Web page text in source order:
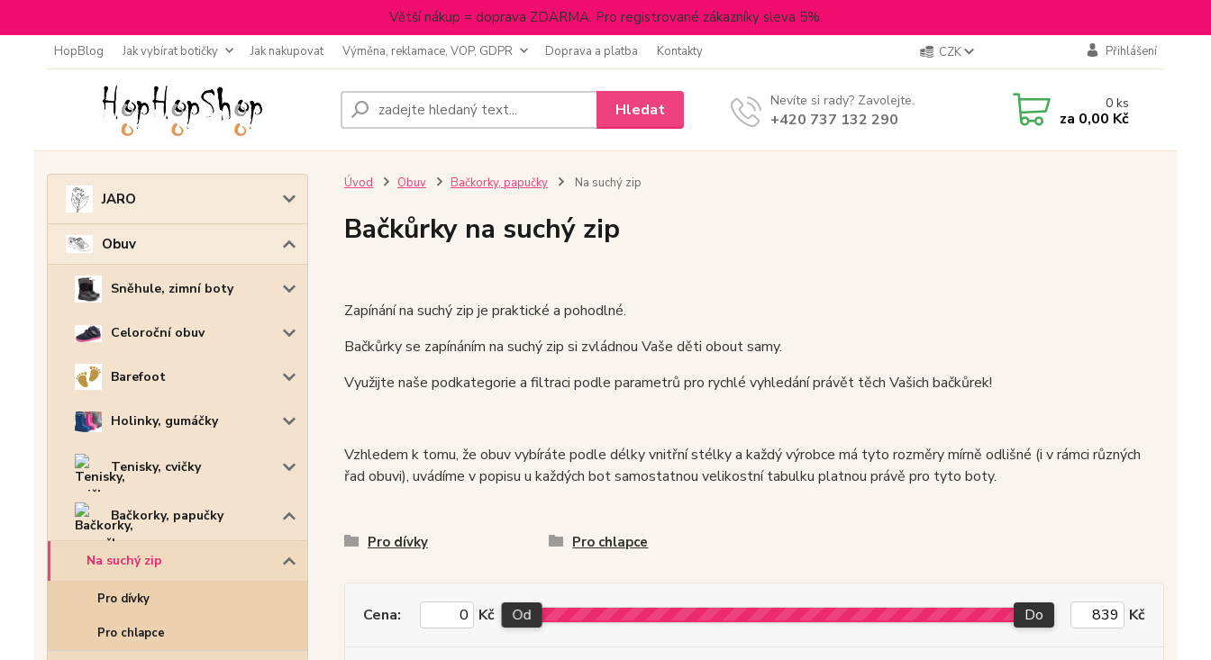
Větší nákup = doprava ZDARMA. Pro registrované zákazníky sleva 5%.
HopBlog Jak vybírat botičky Jak nakupovat Výměna, reklamace, VOP, GDPR Doprava a platba Kontakty CZK Přihlášení
Hledat Nevíte si rady? Zavolejte.
+420 737 132 290
0ks
za 0,00 Kč
JARO
Obuv
Sněhule, zimní boty
Celoroční obuv
Barefoot
Holinky, gumáčky
Tenisky, cvičky
Bačkorky, papučky
Na suchý zip
Pro dívky
Pro chlapce
Úvod Obuv Bačkorky, papučky Na suchý zip
Bačkůrky na suchý zip
Zapínání na suchý zip je praktické a pohodlné.
Bačkůrky se zapínáním na suchý zip si zvládnou Vaše děti obout samy.
Využijte naše podkategorie a filtraci podle parametrů pro rychlé vyhledání právět těch Vašich bačkůrek!
Vzhledem k tomu, že obuv vybíráte podle délky vnitřní stélky a každý výrobce má tyto rozměry mírně odlišné (i v rámci různých
řad obuvi), uvádíme v popisu u každých bot samostatnou velikostní tabulku platnou právě pro tyto boty.
Pro dívky Pro chlapce
Cena: Kč Od Do Kč